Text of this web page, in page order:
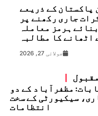
پاکستان کے ذریعے
جاری رکھنے پر
ہرمز معاملہ
اٹھانے کا مطالبہ
جولائی 27, 2026
مظفرآباد کے دو
سیکیورٹی کے سخت
انتظامات